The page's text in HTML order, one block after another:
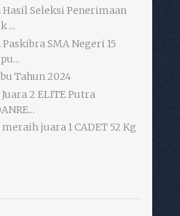
Seleksi Penerimaan
...
SMA Negeri 15
Tahun 2024
2 ELITE Putra
juara 1 CADET 52 Kg